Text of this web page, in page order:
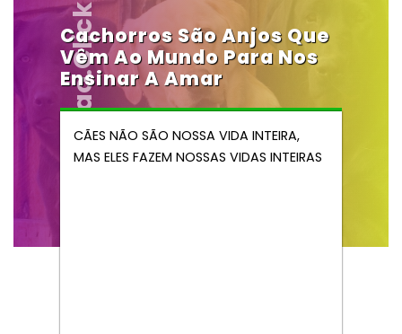
Vendocao.click
Cachorros São Anjos Que
Vêm Ao Mundo Para Nos
Ensinar A Amar
CÃES NÃO SÃO NOSSA VIDA INTEIRA,
MAS ELES FAZEM NOSSAS VIDAS INTEIRAS